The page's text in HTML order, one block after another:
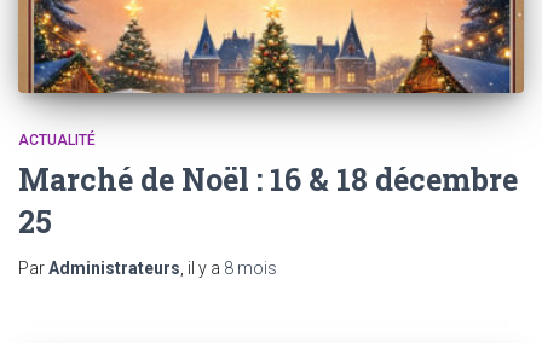
ACTUALITÉ
Marché de Noël : 16 & 18 décembre
25
ParAdministrateurs , il y a 8 mois